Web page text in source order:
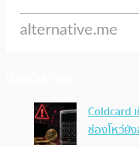
Coldcard
ช่องโหว่ยัง